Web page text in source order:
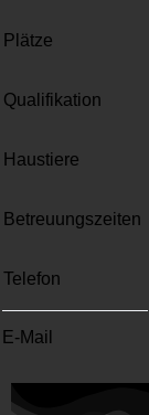
Plätze
Qualifikation
Haustiere
Betreuungszeiten
Telefon
E-Mail